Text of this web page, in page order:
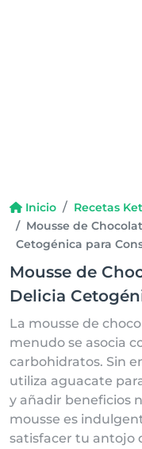
Inicio
Recetas
Mousse de
Cetogénica para
Mousse de
Delicia
La mousse de
menudo se asocia
carbohidratos. Sin
utiliza aguacate
y añadir beneficios
mousse es
satisfacer tu antojo